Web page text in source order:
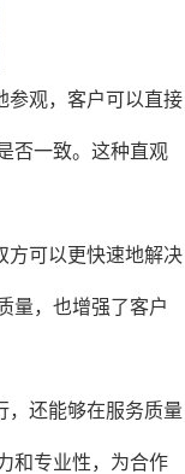
参观，客户可以直接
否一致。这种直观
方可以更快速地解决
量，也增强了客户
，还能够在服务质量
和专业性，为合作